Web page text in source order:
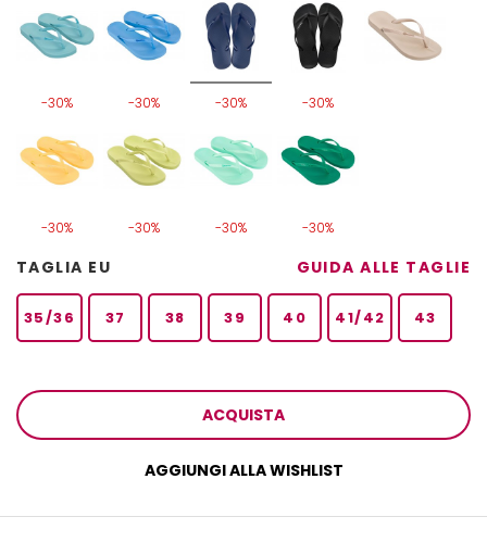
-30% -30% -30% -30%
-30% -30% -30% -30%
TAGLIA EU GUIDA ALLE TAGLIE
35/36 37 38 39 40 41/42 43
ACQUISTA
AGGIUNGI ALLA WISHLIST